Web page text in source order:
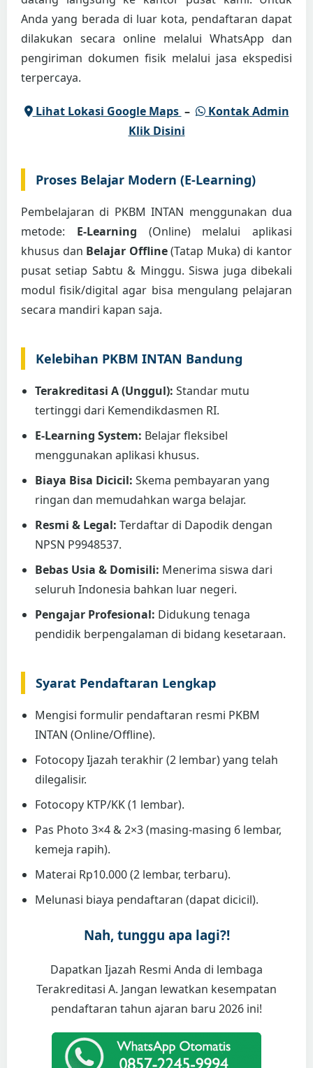
Anda yang berada di luar kota, pendaftaran dapat
dilakukan secara online melalui WhatsApp dan
pengiriman dokumen fisik melalui jasa ekspedisi
terpercaya.
Lihat Lokasi Google Maps –
Kontak Admin
Klik Disini
Proses Belajar Modern (E-Learning)
Pembelajaran di PKBM INTAN menggunakan dua
metode: E-Learning (Online) melalui aplikasi
khusus dan Belajar Offline(Tatap Muka) di kantor
pusat setiap Sabtu & Minggu. Siswa juga dibekali
modul fisik/digital agar bisa mengulang pelajaran
secara mandiri kapan saja.
Kelebihan PKBM INTAN Bandung
Terakreditasi A (Unggul): Standar mutu
tertinggi dari Kemendikdasmen RI.
E-Learning System: Belajar fleksibel
menggunakan aplikasi khusus.
Biaya Bisa Dicicil: Skema pembayaran yang
ringan dan memudahkan warga belajar.
Resmi & Legal: Terdaftar di Dapodik dengan
NPSN P9948537.
Bebas Usia & Domisili: Menerima siswa dari
seluruh Indonesia bahkan luar negeri.
Pengajar Profesional: Didukung tenaga
pendidik berpengalaman di bidang kesetaraan.
Syarat Pendaftaran Lengkap
Mengisi formulir pendaftaran resmi PKBM
INTAN (Online/Offline).
Fotocopy Ijazah terakhir (2 lembar) yang telah
dilegalisir.
Fotocopy KTP/KK (1 lembar).
Pas Photo 3×4 & 2×3 (masing-masing 6 lembar,
kemeja rapih).
Materai Rp10.000 (2 lembar, terbaru).
Melunasi biaya pendaftaran (dapat dicicil).
Nah, tunggu apa lagi?!
Dapatkan Ijazah Resmi Anda di lembaga
Terakreditasi A. Jangan lewatkan kesempatan
pendaftaran tahun ajaran baru 2026 ini!